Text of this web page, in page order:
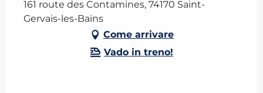
161 route des Contamines, 74170 Saint-
Gervais-les-Bains
Come arrivare
Vado in treno!